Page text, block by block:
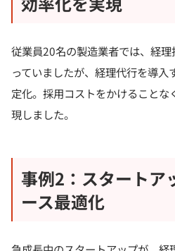
従業員20名の製造業者では、経
っていましたが、経理代行を導
定化。採用コストをかけること
現しました。
事例2：スタートア
ース最適化